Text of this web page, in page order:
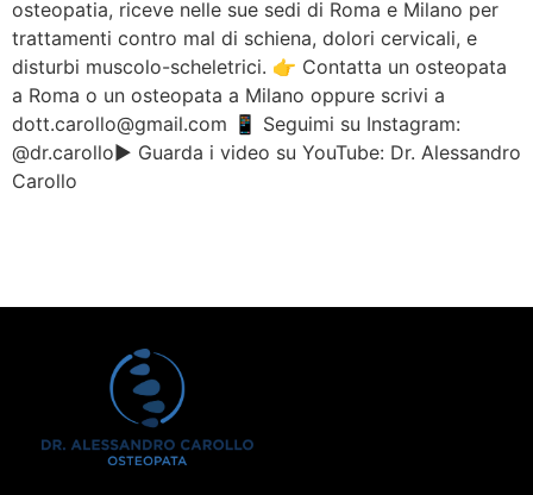
osteopatia, riceve nelle sue sedi di Roma e Milano per
trattamenti contro mal di schiena, dolori cervicali, e
disturbi muscolo-scheletrici. 👉 Contatta un osteopata
a Roma o un osteopata a Milano oppure scrivi a
dott.carollo@gmail.com 📱 Seguimi su Instagram:
@dr.carollo▶️ Guarda i video su YouTube: Dr. Alessandro
Carollo